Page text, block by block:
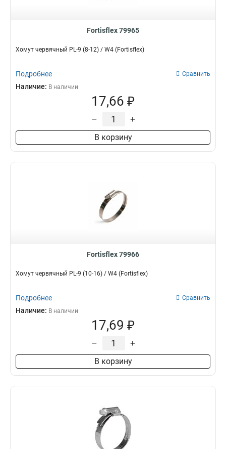
Fortisflex 79965
Хомут червячный PL-9 (8-12) / W4 (Fortisflex)
Подробнее Сравнить
Наличие: В наличии
17,66 ₽
– +
В корзину
Fortisflex 79966
Хомут червячный PL-9 (10-16) / W4 (Fortisflex)
Подробнее Сравнить
Наличие: В наличии
17,69 ₽
– +
В корзину